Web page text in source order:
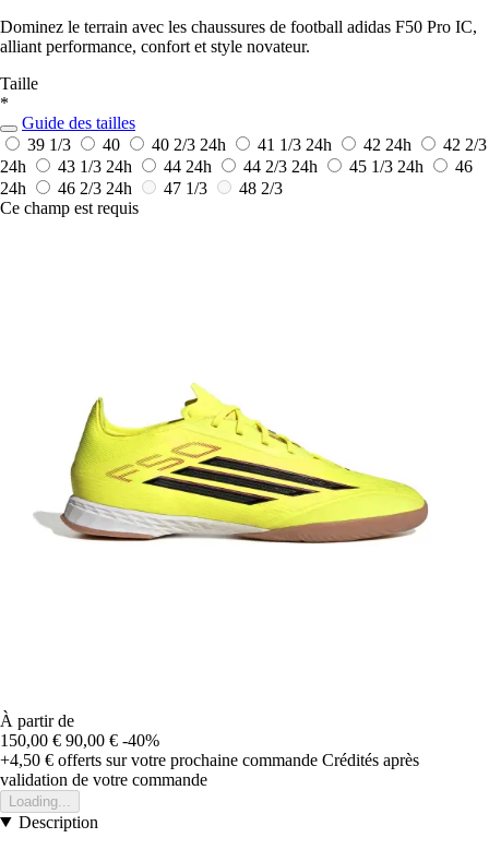
Dominez le terrain avec les chaussures de football adidas F50 Pro IC,
alliant performance, confort et style novateur.
Taille
*
Guide des tailles
39 1/3
40 40 2/3 24h 41 1/3 24h 42 24h
42 2/3
24h
43 1/3 24h 44 24h 44 2/3 24h 45 1/3 24h
46
24h
46 2/3 24h 47 1/3
48 2/3
Ce champ est requis
À partir de
150,00 € 90,00 € -40%
+4,50 € offerts sur votre prochaine commande Crédités après
validation de votre commande
Loading...
Description